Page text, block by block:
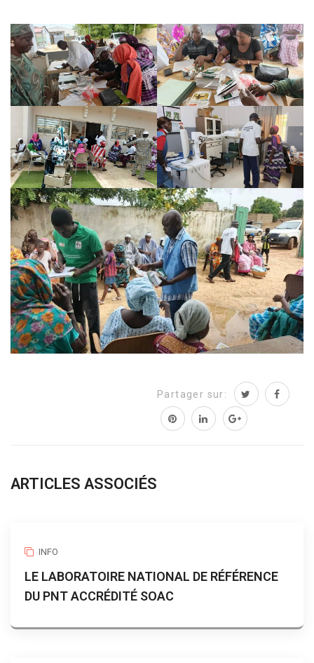
Partager sur:
ARTICLES ASSOCIÉS
INFO
LE LABORATOIRE NATIONAL DE RÉFÉRENCE
DU PNT ACCRÉDITÉ SOAC